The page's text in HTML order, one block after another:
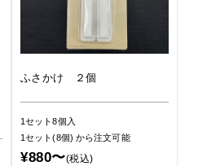
ふさかけ ２個
1セット8個入
1セット(8個) から注文可能
¥880〜(税込)